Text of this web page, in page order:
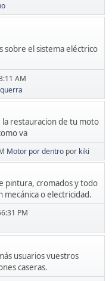
sobre el sistema eléctrico
AM
la restauracion de tu moto
va
Motor por dentro por kiki
pintura, cromados y todo
mecánica o electricidad.
PM
usuarios vuestros
caseras.